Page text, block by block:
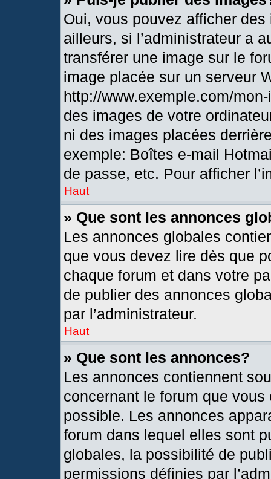
Oui, vous pouvez afficher
ailleurs, si l’administrateur a
transférer une image sur le
image placée sur un serveur
http://www.exemple.com/
des images de votre
ni des images placées
exemple: Boîtes e-mail
de passe, etc. Pour afficher
Haut
» Que sont les annonces
Les annonces globales
que vous devez lire dès que
chaque forum et dans votre
de publier des annonces
par l’administrateur.
Haut
» Que sont les annonces?
Les annonces contiennent
concernant le forum que
possible. Les annonces
forum dans lequel elles sont
globales, la possibilité de
permissions définies par